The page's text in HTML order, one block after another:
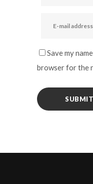
Save my
browser for the